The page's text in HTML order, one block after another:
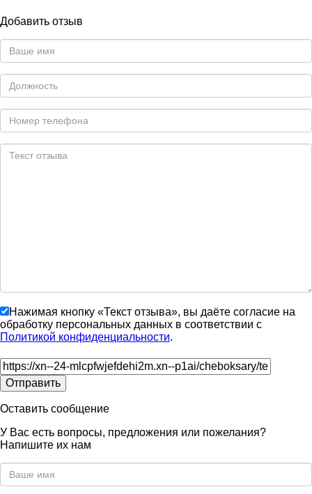
Добавить отзыв
Нажимая кнопку «Текст отзыва», вы даёте согласие на
обработку персональных данных в соответствии с
Политикой конфиденциальности.
Оставить сообщение
У Вас есть вопросы, предложения или пожелания?
Напишите их нам